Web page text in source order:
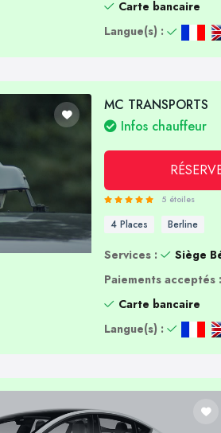
Carte bancaire
Langue(s) :
MC TRANSPORTS
Infos chauffeur
5 étoiles
4 Places Berline
Services : Siège
Paiements acceptés :
Carte bancaire
Langue(s) :